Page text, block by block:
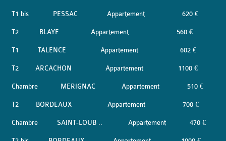
T1 bis PESSAC Appartement 620 €
T2 BLAYE Appartement 560 €
T1 TALENCE Appartement 602 €
T2 ARCACHON Appartement 1100 €
Chambre MERIGNAC Appartement 510 €
T2 BORDEAUX Appartement 700 €
Chambre SAINT-LOUB .. Appartement 470 €